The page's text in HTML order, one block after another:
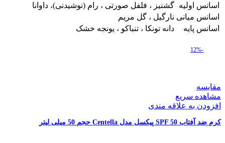
اسانس اولیه گشنیز ، فلفل صورتی ، رام (نوشیدنی)، داوانا
اسانس میانی نارگیل ، گل مریم
اسانس پایه
دانه تونکا ، تنباکو ، یونجه خشک
-12%
مقایسه
مشاهده سریع
افزودن به علاقه مندی
کرم ضد آفتاب SPF 50 پیکسل مدل Centella حجم 50 میلی لیتر